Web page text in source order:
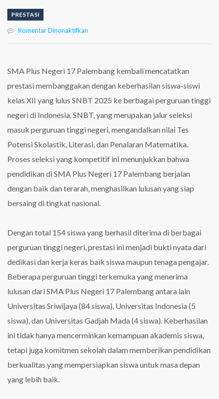
PRESTASI
Komentar Dinonaktifkan
Prestasi
Siswa
SMA
Negeri
17
di
SNBT
SMA Plus Negeri 17 Palembang kembali mencatatkan
prestasi membanggakan dengan keberhasilan siswa-siswi
kelas XII yang lulus SNBT 2025 ke berbagai perguruan tinggi
negeri di Indonesia. SNBT, yang merupakan jalur seleksi
masuk perguruan tinggi negeri, mengandalkan nilai Tes
Potensi Skolastik, Literasi, dan Penalaran Matematika.
Proses seleksi yang kompetitif ini menunjukkan bahwa
pendidikan di SMA Plus Negeri 17 Palembang berjalan
dengan baik dan terarah, menghasilkan lulusan yang siap
bersaing di tingkat nasional.
Dengan total 154 siswa yang berhasil diterima di berbagai
perguruan tinggi negeri, prestasi ini menjadi bukti nyata dari
dedikasi dan kerja keras baik siswa maupun tenaga pengajar.
Beberapa perguruan tinggi terkemuka yang menerima
lulusan dari SMA Plus Negeri 17 Palembang antara lain
Universitas Sriwijaya (84 siswa), Universitas Indonesia (5
siswa), dan Universitas Gadjah Mada (4 siswa). Keberhasilan
ini tidak hanya mencerminkan kemampuan akademis siswa,
tetapi juga komitmen sekolah dalam memberikan pendidikan
berkualitas yang mempersiapkan siswa untuk masa depan
yang lebih baik.